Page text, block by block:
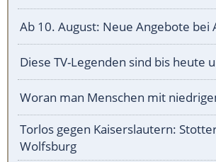
Ab 10. August: Neue Angebote bei
Diese TV-Legenden sind bis heute
Woran man Menschen mit
Torlos gegen Kaiserslautern:
Wolfsburg